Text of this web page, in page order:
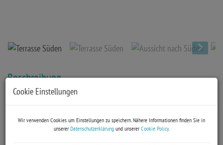
Beschreibung
Willkommen in Ihrem neuen Zuhause in der bezaubernden Stadt
Gartenzugang bietet ausreichend Platz für die gesamte Familie.
Cookie Einstellungen
Wir verwenden Cookies um Einstellungen zu speichern. Nähere Informationen finden Sie in
unsererDatenschutzerklärungund unsererCookie Policy.